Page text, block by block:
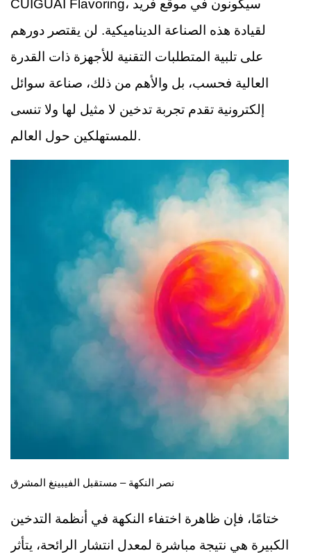
CUIGUAI Flavoring، سيكونون في موقع فريد
لقيادة هذه الصناعة الديناميكية. لن يقتصر دورهم
على تلبية المتطلبات التقنية للأجهزة ذات القدرة
العالية فحسب، بل والأهم من ذلك، صناعة سوائل
إلكترونية تقدم تجربة تدخين لا مثيل لها ولا تنسى
للمستهلكين حول العالم.
نصر النكهة – مستقبل الفيبينغ المشرق
ختامًا، فإن ظاهرة اختفاء النكهة في أنظمة التدخين
الكبيرة هي نتيجة مباشرة لمعدل انتشار الرائحة، يتأثر